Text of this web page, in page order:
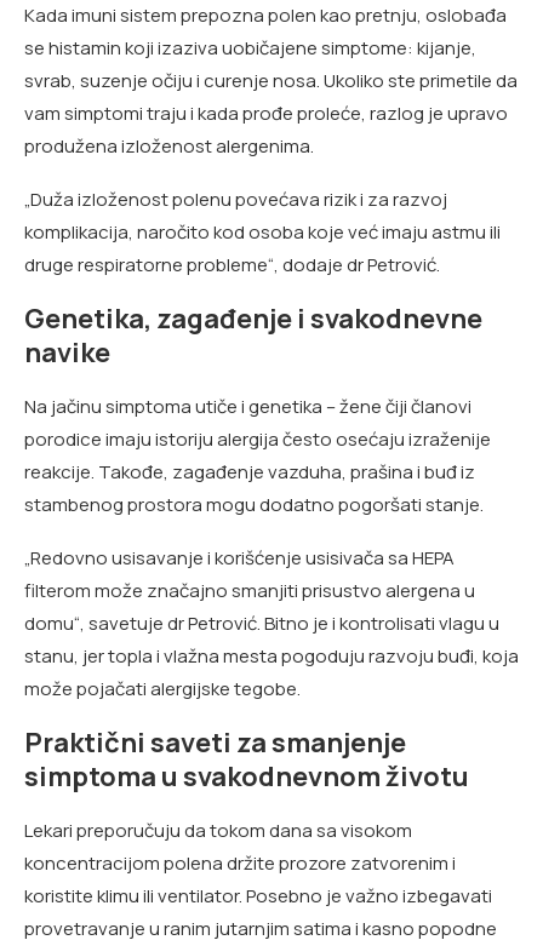
Kada imuni sistem prepozna polen kao pretnju, oslobađa
se histamin koji izaziva uobičajene simptome: kijanje,
svrab, suzenje očiju i curenje nosa. Ukoliko ste primetile da
vam simptomi traju i kada prođe proleće, razlog je upravo
produžena izloženost alergenima.
„Duža izloženost polenu povećava rizik i za razvoj
komplikacija, naročito kod osoba koje već imaju astmu ili
druge respiratorne probleme“, dodaje dr Petrović.
Genetika, zagađenje i svakodnevne
navike
Na jačinu simptoma utiče i genetika – žene čiji članovi
porodice imaju istoriju alergija često osećaju izraženije
reakcije. Takođe, zagađenje vazduha, prašina i buđ iz
stambenog prostora mogu dodatno pogoršati stanje.
„Redovno usisavanje i korišćenje usisivača sa HEPA
filterom može značajno smanjiti prisustvo alergena u
domu“, savetuje dr Petrović. Bitno je i kontrolisati vlagu u
stanu, jer topla i vlažna mesta pogoduju razvoju buđi, koja
može pojačati alergijske tegobe.
Praktični saveti za smanjenje
simptoma u svakodnevnom životu
Lekari preporučuju da tokom dana sa visokom
koncentracijom polena držite prozore zatvorenim i
koristite klimu ili ventilator. Posebno je važno izbegavati
provetravanje u ranim jutarnjim satima i kasno popodne